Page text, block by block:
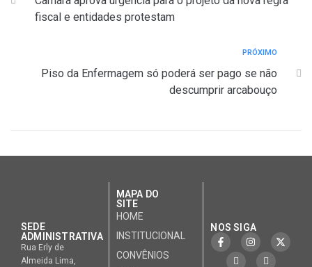
fiscal e entidades protestam
PRÓXIMO
Piso da Enfermagem só poderá ser pago se não
descumprir arcabouço
SEDE
ADMINISTRATIVA
Rua Erly de
Almeida Lima,
MAPA DO
SITE
HOME
INSTITUCIONAL
CONVÊNIOS
NOS SIGA